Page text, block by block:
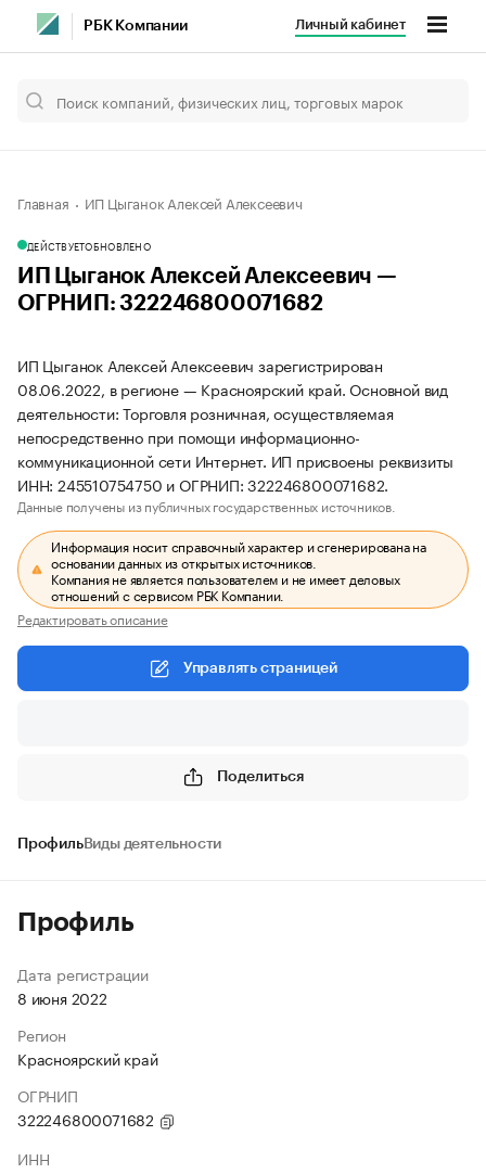
РБК Компании Личный кабинет
Главная ИП Цыганок Алексей Алексеевич
ДЕЙСТВУЕТОБНОВЛЕНО
ИП Цыганок Алексей Алексеевич —
ОГРНИП: 322246800071682
ИП Цыганок Алексей Алексеевич зарегистрирован
08.06.2022, в регионе — Красноярский край. Основной вид
деятельности: Торговля розничная, осуществляемая
непосредственно при помощи информационно-
коммуникационной сети Интернет. ИП присвоены реквизиты
ИНН: 245510754750 и ОГРНИП: 322246800071682.
Данные получены из публичных государственных источников.
Информация носит справочный характер и сгенерирована на
основании данных из открытых источников.
Компания не является пользователем и не имеет деловых
отношений с сервисом РБК Компании.
Редактировать описание
Управлять страницей
Поделиться
ПрофильВиды деятельности
Профиль
Дата регистрации
8 июня 2022
Регион
Красноярский край
ОГРНИП
322246800071682
ИНН